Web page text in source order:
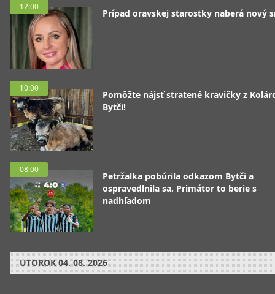
12:00
Prípad oravskej starostky naberá nový
10:00
Pomôžte nájsť stratené kravičky z
Bytči!
08:00
Petržalka pobúrila odkazom Bytči a
ospravedlnila sa. Primátor to berie s
nadhľadom
UTOROK 04. 08. 2026